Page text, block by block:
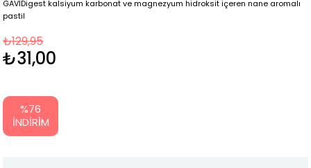
GAVIDigest kalsiyum karbonat ve magnezyum hidroksit içeren nane aromalı
pastil
₺129,95
₺31,00
%76
İNDIRIM